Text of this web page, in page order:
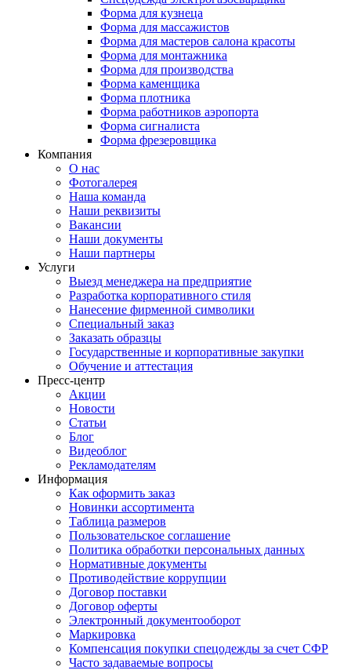
Форма для кузнеца
Форма для массажистов
Форма для мастеров салона красоты
Форма для монтажника
Форма для производства
Форма каменщика
Форма плотника
Форма работников аэропорта
Форма сигналиста
Форма фрезеровщика
Компания
О нас
Фотогалерея
Наша команда
Наши реквизиты
Вакансии
Наши документы
Наши партнеры
Услуги
Выезд менеджера на предприятие
Разработка корпоративного стиля
Нанесение фирменной символики
Специальный заказ
Заказать образцы
Государственные и корпоративные закупки
Обучение и аттестация
Пресс-центр
Акции
Новости
Статьи
Блог
Видеоблог
Рекламодателям
Информация
Как оформить заказ
Новинки ассортимента
Таблица размеров
Пользовательское соглашение
Политика обработки персональных данных
Нормативные документы
Противодействие коррупции
Договор поставки
Договор оферты
Электронный документооборот
Маркировка
Компенсация покупки спецодежды за счет СФР
Часто задаваемые вопросы